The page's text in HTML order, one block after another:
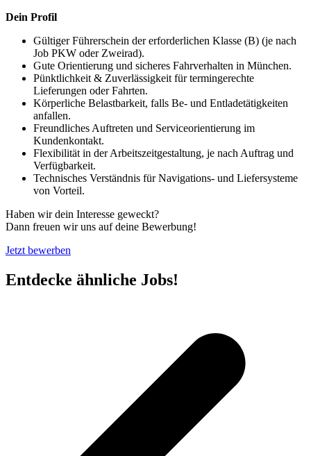
Dein Profil
Gültiger Führerschein der erforderlichen Klasse (B) (je nach
Job PKW oder Zweirad).
Gute Orientierung und sicheres Fahrverhalten in München.
Pünktlichkeit & Zuverlässigkeit für termingerechte
Lieferungen oder Fahrten.
Körperliche Belastbarkeit, falls Be- und Entladetätigkeiten
anfallen.
Freundliches Auftreten und Serviceorientierung im
Kundenkontakt.
Flexibilität in der Arbeitszeitgestaltung, je nach Auftrag und
Verfügbarkeit.
Technisches Verständnis für Navigations- und Liefersysteme
von Vorteil.
Haben wir dein Interesse geweckt?
Dann freuen wir uns auf deine Bewerbung!
Jetzt bewerben
Entdecke ähnliche Jobs!